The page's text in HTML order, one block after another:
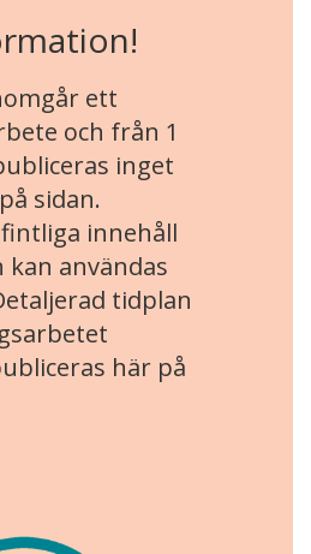
ett
och från 1
inget
sidan.
innehåll
användas
tidplan
här på